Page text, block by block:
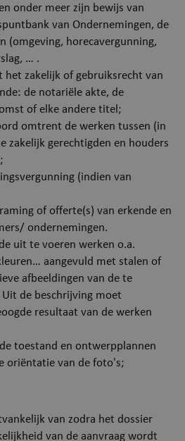
onder meer zijn bewijs van
van Ondernemingen, de
(omgeving, horecavergunning,
… .
het zakelijk of gebruiksrecht van
de notariële akte, de
of elke andere titel;
omtrent de werken tussen (in
zakelijk gerechtigden en houders
(indien van
of offerte(s) van erkende en
ondernemingen.
uit te voeren werken o.a.
aangevuld met stalen of
afbeeldingen van de te
de beschrijving moet
resultaat van de werken
toestand en ontwerpplannen
oriëntatie van de foto's;
van zodra het dossier
van de aanvraag wordt